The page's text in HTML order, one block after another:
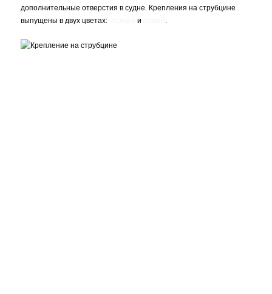
дополнительные отверстия в судне. Крепления на струбцине
выпущены в двух цветах:
и .